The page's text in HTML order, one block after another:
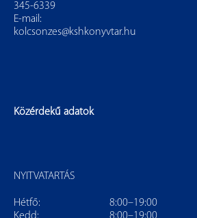
345-6339
E-mail:
kolcsonzes@kshkonyvtar.hu
Közérdekű adatok
NYITVATARTÁS
Hétfő:
8:00–19:00